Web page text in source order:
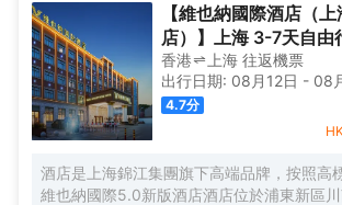
上海文壇人士聚會的場所，文壇巨匠巴金、
京飯店結下不解之緣，是巴金早期宴請賓客
地。 飯店配有無線WIFI、中西式自助餐廳、
室，自助餐廳提供營養、豐富、藝術的自助
的午晚餐，每日下午2點至4點提供“社交時光
料、小食，飯店是您旅遊、商務的上佳選擇。
【維也納國際酒店（
店）】上海 3-7天自由
香港 上海 往返機票
出行日期: 08月12日 - 08
4.7分
酒店是上海錦江集團旗下高端品牌，按照高
維也納國際5.0新版酒店酒店位於浦東新區